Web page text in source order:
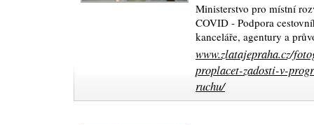
Ministerstvo pro místní
COVID - Podpora
kanceláře, agentury a
www.zlatajepraha.cz/
proplacet-zadosti-v-
ruchu/